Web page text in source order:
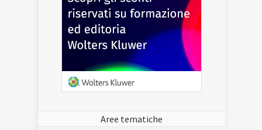
Aree tematiche